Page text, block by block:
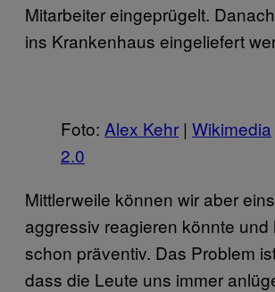
Mitarbeiter eingeprügelt.
ins Krankenhaus eingeliefert
Foto: Alex Kehr | Wikimedia
2.0
Mittlerweile können wir aber
aggressiv reagieren könnte und
schon präventiv. Das Problem
dass die Leute uns immer